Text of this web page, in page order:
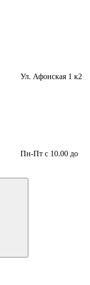
Ул. Афонская 1 к2
Пн-Пт с 10.00 до